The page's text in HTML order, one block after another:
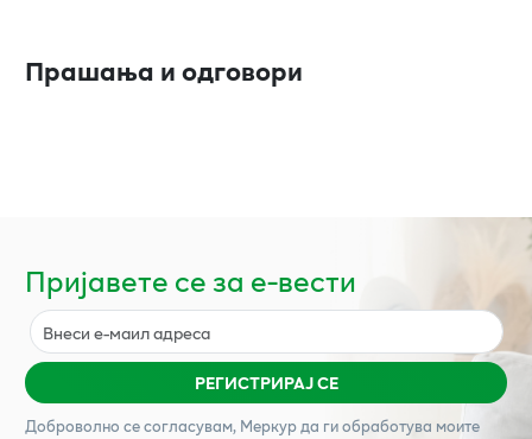
Прашања и одговори
Пријавете се за е-вести
РЕГИСТРИРАЈ СЕ
Доброволно се согласувам, Меркурда ги обработува моите